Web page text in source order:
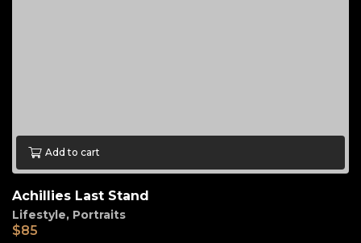
Add to cart
Achillies Last Stand
Lifestyle, Portraits
$85